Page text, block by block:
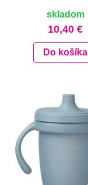
skladom
10,40 €
Do košíka